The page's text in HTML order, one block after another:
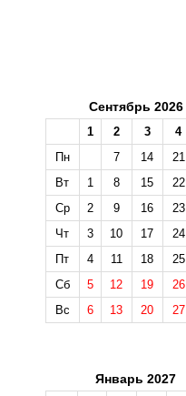
Сентябрь 2026
1 2 3 4
Пн
7 14 21
Вт
1 8 15 22
Ср
2 9 16 23
Чт
3 10 17
24
Пт
4 11 18
25
Сб
5 12 19
26
Вс
6 13 20 27
Январь 2027